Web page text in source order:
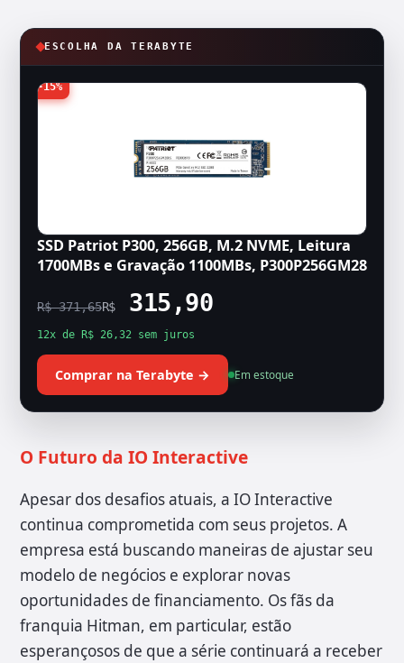
ESCOLHA DA TERABYTE
-15%
SSD Patriot P300, 256GB, M.2 NVME, Leitura
1700MBs e Gravação 1100MBs, P300P256GM28
R$ 371,65R$315,90
12x de R$ 26,32 sem juros
Comprar na Terabyte → Em estoque
O Futuro da IO Interactive
Apesar dos desafios atuais, a IO Interactive
continua comprometida com seus projetos. A
empresa está buscando maneiras de ajustar seu
modelo de negócios e explorar novas
oportunidades de financiamento. Os fãs da
franquia Hitman, em particular, estão
esperançosos de que a série continuará a receber